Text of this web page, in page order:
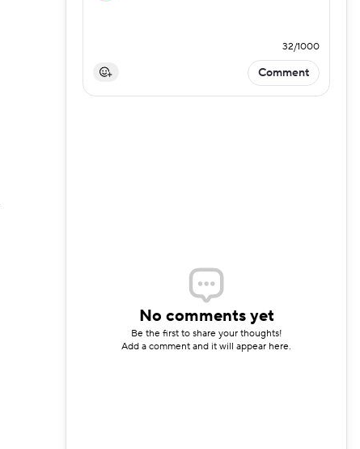
32/1000
Comment
No comments yet
Be the first to share your thoughts!
Add a comment and it will appear here.